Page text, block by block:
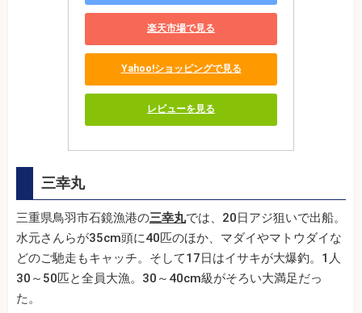
楽天市場で見る
Yahoo!ショッピングで見る
レビューを見る
三幸丸
三重県鳥羽市石鏡漁港の三幸丸では、20日アジ狙いで出船。
水元さんらが35cm頭に40匹のほか、マダイやマトウダイな
どのご馳走もキャッチ。そして17日はイサキが大爆釣。1人
30～50匹と全員大漁。30～40cm級がそろい大満足だっ
た。